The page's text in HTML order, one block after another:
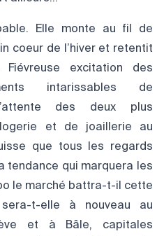
Elle monte au fil de
coeur de l’hiver et retentit
excitation des
intarissables de
des deux plus
et de joaillerie au
que tous les regards
tendance qui marquera les
le marché battra-t-il cette
t-elle à nouveau au
et à Bâle, capitales